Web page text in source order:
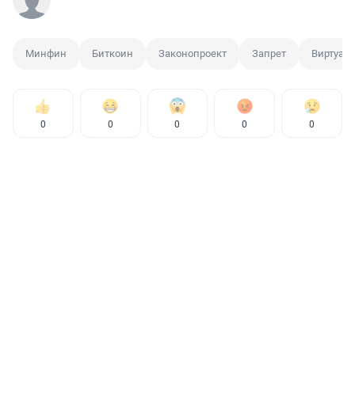
Минфин Биткоин Законопроект Запрет
0 0 0 0 0